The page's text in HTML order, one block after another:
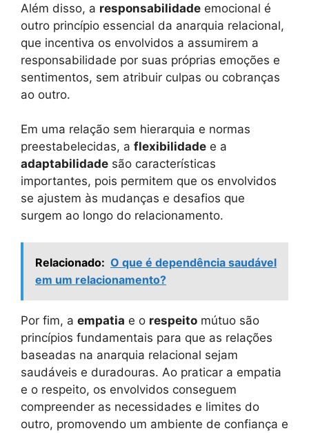
Além disso, a responsabilidade emocional é
outro princípio essencial da anarquia relacional,
que incentiva os envolvidos a assumirem a
responsabilidade por suas próprias emoções e
sentimentos, sem atribuir culpas ou cobranças
ao outro.
Em uma relação sem hierarquia e normas
preestabelecidas, a flexibilidade e a
adaptabilidade são características
importantes, pois permitem que os envolvidos
se ajustem às mudanças e desafios que
surgem ao longo do relacionamento.
Relacionado: O que é dependência saudável
em um relacionamento?
Por fim, a empatia e o respeito mútuo são
princípios fundamentais para que as relações
baseadas na anarquia relacional sejam
saudáveis e duradouras. Ao praticar a empatia
e o respeito, os envolvidos conseguem
compreender as necessidades e limites do
outro, promovendo um ambiente de confiança e